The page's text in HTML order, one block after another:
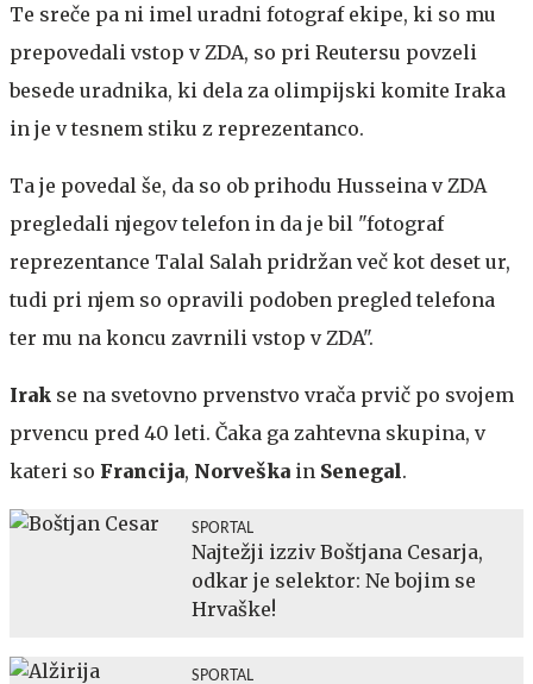
Te sreče pa ni imel uradni fotograf ekipe, ki so mu
prepovedali vstop v ZDA, so pri Reutersu povzeli
besede uradnika, ki dela za olimpijski komite Iraka
in je v tesnem stiku z reprezentanco.
Ta je povedal še, da so ob prihodu Husseina v ZDA
pregledali njegov telefon in da je bil "fotograf
reprezentance Talal Salah pridržan več kot deset ur,
tudi pri njem so opravili podoben pregled telefona
ter mu na koncu zavrnili vstop v ZDA".
Irak se na svetovno prvenstvo vrača prvič po svojem
prvencu pred 40 leti. Čaka ga zahtevna skupina, v
kateri so Francija, Norveška in Senegal.
SPORTAL
Najtežji izziv Boštjana Cesarja,
odkar je selektor: Ne bojim se
Hrvaške!
SPORTAL